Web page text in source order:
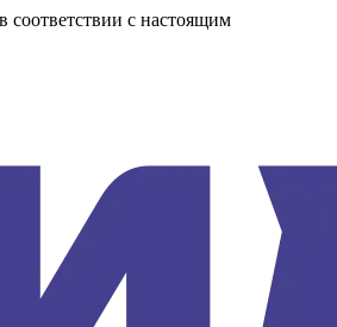
соответствии с настоящим